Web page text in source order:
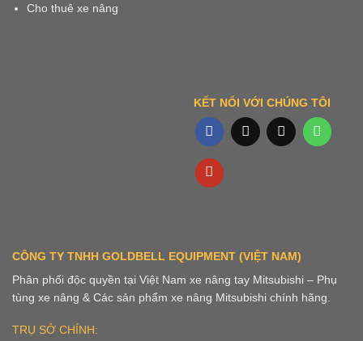
Cho thuê xe nâng
KẾT NỐI VỚI CHÚNG TÔI
CÔNG TY TNHH GOLDBELL EQUIPMENT (VIỆT NAM)
Phân phối độc quyền tại Việt Nam xe nâng tay Mitsubishi – Phụ
tùng xe nâng & Các sản phẩm xe nâng Mitsubishi chính hãng.
TRỤ SỞ CHÍNH: